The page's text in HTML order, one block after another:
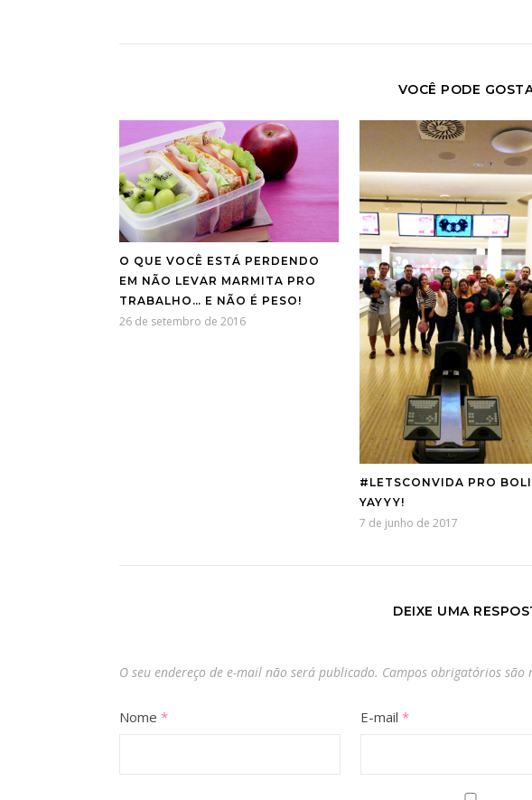
VOCÊ PODE
O QUE VOCÊ ESTÁ PERDENDO
EM NÃO LEVAR MARMITA PRO
TRABALHO… E NÃO É PESO!
26 de setembro de 2016
#LETSCONVIDA PRO
YAYYY!
7 de junho de 2017
DEIXE UMA
O seu endereço de e-mail não será publicado. Campos obrigatórios são
Nome * E-mail *